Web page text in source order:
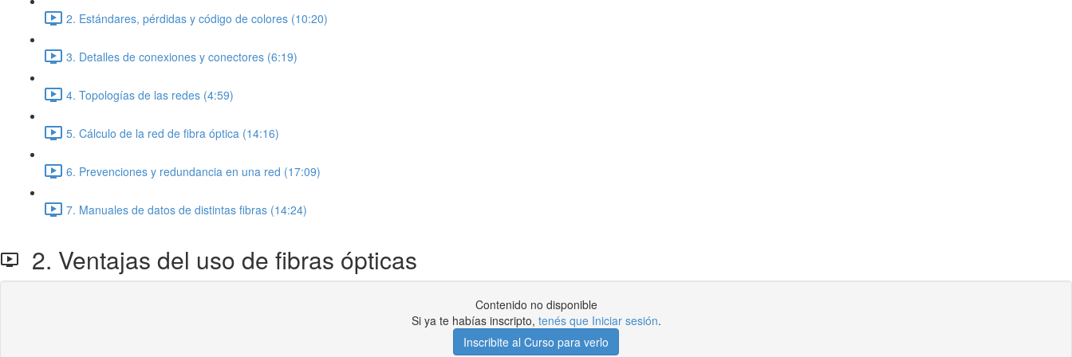
2. Estándares, pérdidas y código de colores (10:20)
3. Detalles de conexiones y conectores (6:19)
4. Topologías de las redes (4:59)
5. Cálculo de la red de fibra óptica (14:16)
6. Prevenciones y redundancia en una red (17:09)
7. Manuales de datos de distintas fibras (14:24)
2. Ventajas del uso de fibras ópticas
Contenido no disponible
Si ya te habías inscripto, tenés que Iniciar sesión.
Inscribite al Curso para verlo